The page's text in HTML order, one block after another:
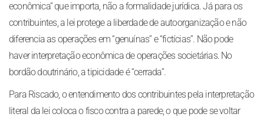
econômica” que importa, não a formalidade jurídica. Já para os
contribuintes, a lei protege a liberdade de autoorganização e não
diferencia as operações em “genuínas” e “fictícias”. Não pode
haver interpretação econômica de operações societárias. No
bordão doutrinário, a tipicidade é “cerrada”.
Para Riscado, o entendimento dos contribuintes pela interpretação
literal da lei coloca o fisco contra a parede, o que pode se voltar